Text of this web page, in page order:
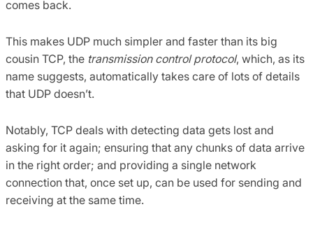
comes back.
This makes UDP much simpler and faster than its big
cousin TCP, the transmission control protocol, which, as its
name suggests, automatically takes care of lots of details
that UDP doesn’t.
Notably, TCP deals with detecting data gets lost and
asking for it again; ensuring that any chunks of data arrive
in the right order; and providing a single network
connection that, once set up, can be used for sending and
receiving at the same time.